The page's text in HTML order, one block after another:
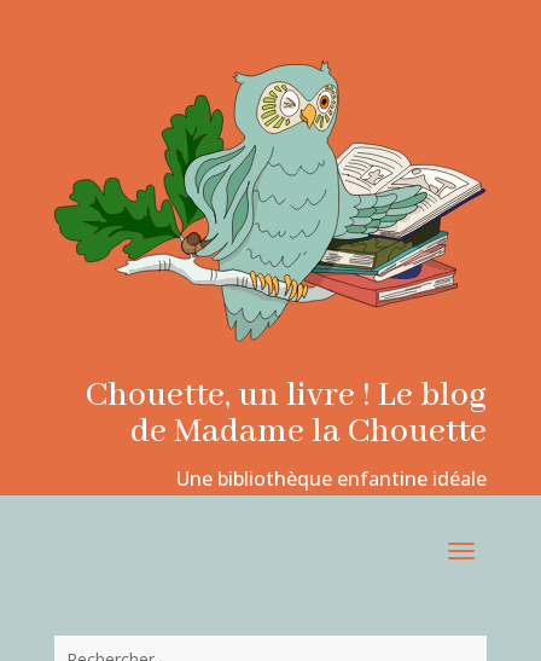
Chouette, un livre ! Le blog
de Madame la Chouette
Une bibliothèque enfantine idéale